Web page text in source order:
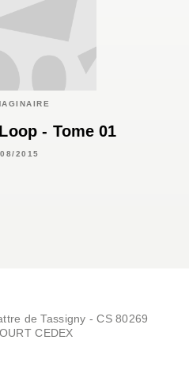
- Tome 01
2015
de Tassigny - CS 80269
CEDEX